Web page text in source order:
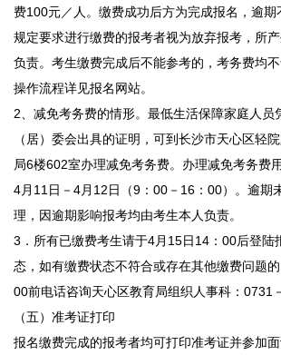
费100元／人。缴费成功后方为完成报名，逾
规定要求进行缴费的报考者视为放弃报考，所
负责。考生缴费完成后不能参考的，考务费均
操作流程详见报名网站。
2、减免考务费的情形。最低生活保障家庭人员
（居）委会出具的证明，可到长沙市天心区轻
局6楼602室办理减免考务费。办理减免考务费
4月11日－4月12日（9：00－16：00）。逾期
理，因逾期影响报考均由考生本人负责。
3．所有已缴费考生请于4月15日14：00后登陆
态，如有缴费状态不符合或存在其他缴费问题
00前电话咨询天心区教育局组织人事科：0731
（五）准考证打印
报名缴费完成的报考者均可打印准考证并参加